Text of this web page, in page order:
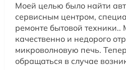
Моей целью было найти
сервисным центром,
ремонте бытовой техники..
качественно и недорого
микроволновую печь.
обращаться в случае